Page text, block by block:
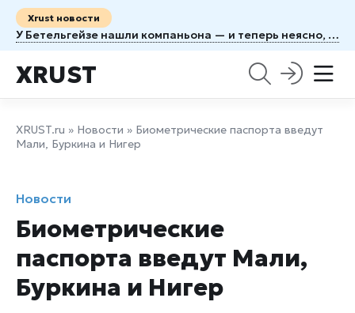
Xrust новости
У Бетельгейзе нашли компаньона — и теперь неясно, когда рванёт
XRUST
XRUST.ru » Новости » Биометрические паспорта введут
Мали, Буркина и Нигер
Новости
Биометрические
паспорта введут Мали,
Буркина и Нигер